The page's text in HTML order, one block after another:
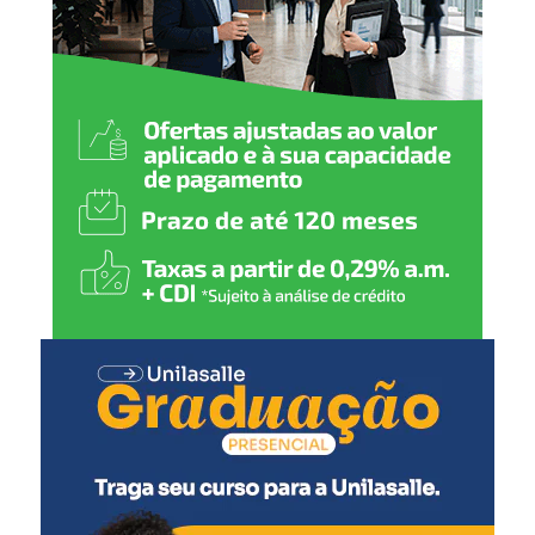
das enchentes
Entrega dos uniformes custa R$ 269 mil e a
inauguração de EMEI:
Leia mais sobre isto aqui.
Bairros Cinco Colônias e Harmonia enfrentam
problemas com trocas de postes da rede elétrica:
Leia mais sobre isto aqui.